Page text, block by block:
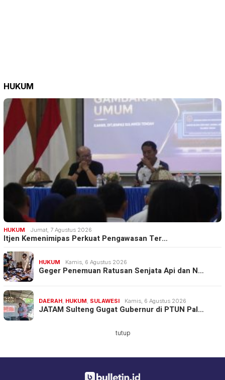
HUKUM
HUKUM Jumat, 7 Agustus 2026
Itjen Kemenimipas Perkuat Pengawasan Ter…
HUKUM Kamis, 6 Agustus 2026
Geger Penemuan Ratusan Senjata Api dan N…
DAERAH, HUKUM, SULAWESI Kamis, 6 Agustus 2026
JATAM Sulteng Gugat Gubernur di PTUN Pal…
tutup